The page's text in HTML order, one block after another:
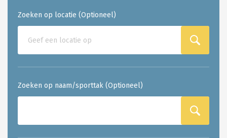
Zoeken op locatie (Optioneel)
Zoeken op naam/sporttak (Optioneel)